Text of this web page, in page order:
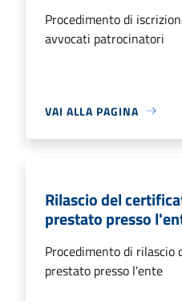
Procedimento di
avvocati patrocinatori
VAI ALLA PAGINA
Rilascio del
prestato presso
Procedimento di
prestato presso l'ente